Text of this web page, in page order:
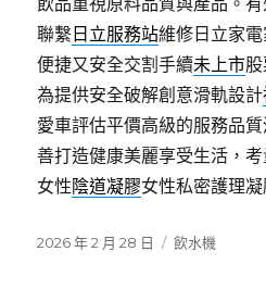
聯繫 日立服務站維修日立家
便捷又安全交割手續未上市
為提供安全破解創意滑軌設計
愛車評估平價高級的服務品
善打造健康美麗享受生活，
女性陰道凝膠女性私密護理
發
2026 年 2 月 28 日
分
飲水機